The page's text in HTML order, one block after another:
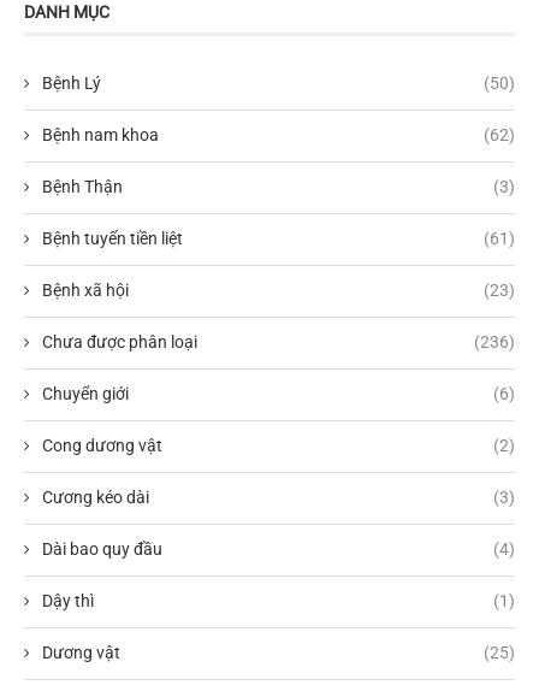
DANH MỤC
Bệnh Lý (50)
Bệnh nam khoa (62)
Bệnh Thận (3)
Bệnh tuyến tiền liệt (61)
Bệnh xã hội (23)
Chưa được phân loại (236)
Chuyển giới (6)
Cong dương vật (2)
Cương kéo dài (3)
Dài bao quy đầu (4)
Dậy thì (1)
Dương vật (25)